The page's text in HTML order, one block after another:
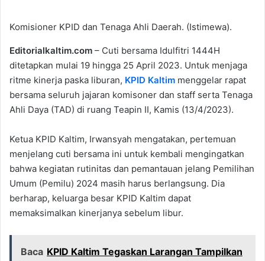
Komisioner KPID dan Tenaga Ahli Daerah. (Istimewa).
Editorialkaltim.com – Cuti bersama Idulfitri 1444H
ditetapkan mulai 19 hingga 25 April 2023. Untuk menjaga
ritme kinerja paska liburan, KPID Kaltim menggelar rapat
bersama seluruh jajaran komisoner dan staff serta Tenaga
Ahli Daya (TAD) di ruang Teapin II, Kamis (13/4/2023).
Ketua KPID Kaltim, Irwansyah mengatakan, pertemuan
menjelang cuti bersama ini untuk kembali mengingatkan
bahwa kegiatan rutinitas dan pemantauan jelang Pemilihan
Umum (Pemilu) 2024 masih harus berlangsung. Dia
berharap, keluarga besar KPID Kaltim dapat
memaksimalkan kinerjanya sebelum libur.
Baca KPID Kaltim Tegaskan Larangan Tampilkan